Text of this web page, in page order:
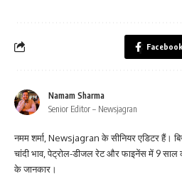
Facebook
Namam Sharma
Senior Editor – Newsjagran
नमम शर्मा, Newsjagran के सीनियर एडिटर हैं।
चांदी भाव, पेट्रोल-डीजल रेट और फाइनेंस में 9 साल
के जानकार।